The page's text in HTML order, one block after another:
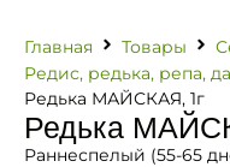
Главная Товары
Редис, редька, репа,
Редька МАЙСКАЯ, 1г
Редька
Раннеспелый (55-65